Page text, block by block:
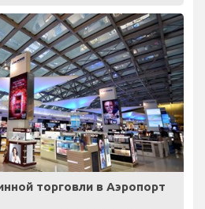
торговли в Аэропорт